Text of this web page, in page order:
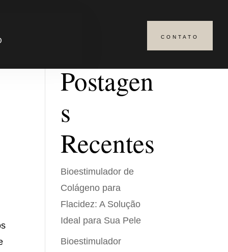
CONTATO
Postagen
s
Recentes
Bioestimulador de
Colágeno para
Flacidez: A Solução
Ideal para Sua Pele
Bioestimulador